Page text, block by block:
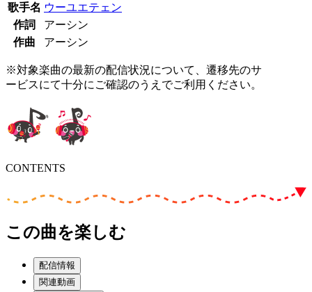
歌手名 ウーユエテェン
作詞
アーシン
作曲
アーシン
※対象楽曲の最新の配信状況について、遷移先のサ
ービスにて十分にご確認のうえでご利用ください。
CONTENTS
この曲を楽しむ
配信情報
関連動画